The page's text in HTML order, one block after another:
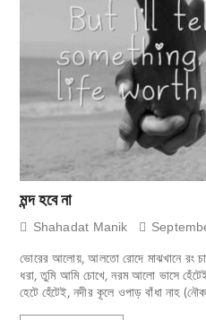
মন্দ হবে না
Shahadat Manik
ভোরের আলোয়, আলতো রোদে মাঝখানে রং চা
ধরা, তুমি আমি চোখে, নরম আলো ভাসে হেঁটেই
হেটে হেঁটেই, নদীর কূলে ওপাড় বাঁধা নাহ